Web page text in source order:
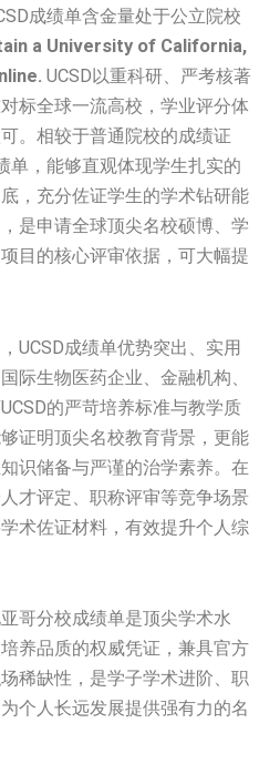
成绩单含金量处于公立院校
a University of California,
UCSD以重科研、严考核著
标全球一流高校，学业评分体
。相较于普通院校的成绩证
单，能够直观体现学生扎实的
，充分佐证学生的学术钻研能
是申请全球顶尖名校硕博、学
目的核心评审依据，可大幅提
UCSD成绩单优势突出、实用
际生物医药企业、金融机构、
的严苛培养标准与教学质
证明顶尖名校教育背景，更能
识储备与严谨的治学素养。在
才评定、职称评审等竞争场景
术佐证材料，有效提升个人综
哥分校成绩单是顶尖学术水
养品质的权威凭证，兼具官方
稀缺性，是学子学术进阶、职
个人长远发展提供强有力的名